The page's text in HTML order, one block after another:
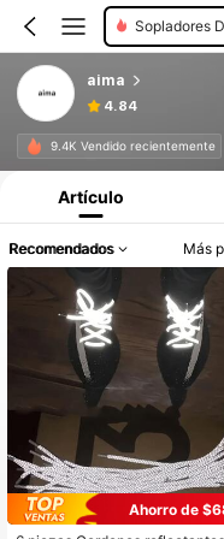
Plumeros Y
aima
4.84
9.4K Vendido recientemente
Artículo
Recomendados Más
Ahorro de